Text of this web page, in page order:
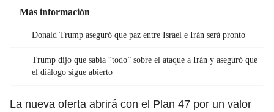
Más información
Donald Trump aseguró que paz entre Israel e Irán será pronto
Trump dijo que sabía “todo” sobre el ataque a Irán y aseguró que
el diálogo sigue abierto
La nueva oferta abrirá con el Plan 47 por un valor